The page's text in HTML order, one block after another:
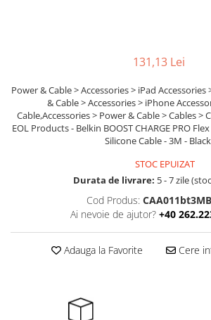
131,13 Lei
Power & Cable > Accessories > iPad
& Cable > Accessories > iPhone
Cable,Accessories > Power & Cable > Cables >
EOL Products - Belkin BOOST CHARGE PRO
Silicone Cable - 3M - Black
STOC EPUIZAT
Durata de livrare: 5 - 7 zile
Cod Produs:
Ai nevoie de ajutor? +40
Adauga la Favorite Cere